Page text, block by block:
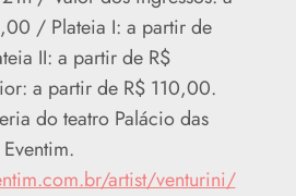
/ Plateia I: a partir de
II: a partir de R$
a partir de R$ 110,00.
do teatro Palácio das
artist/venturini/